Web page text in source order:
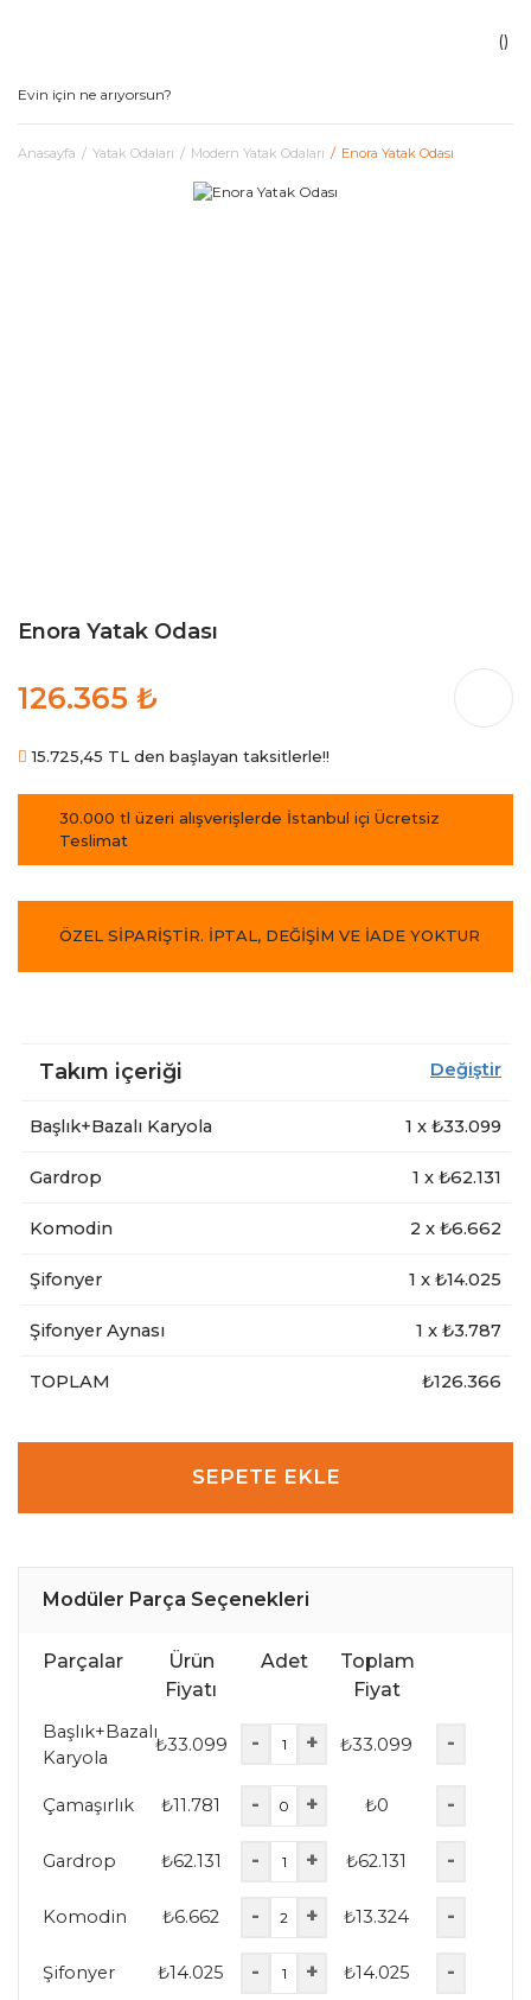
Anasayfa Yatak Odaları Modern Yatak Odaları Enora Yatak Odası
Enora Yatak Odası
126.365 ₺
15.725,45 TL den başlayan taksitlerle!!
30.000 tl üzeri alışverişlerde İstanbul içi Ücretsiz
Teslimat
ÖZEL SİPARİŞTİR. İPTAL, DEĞİŞİM VE İADE YOKTUR
Takım içeriği Değiştir
Başlık+Bazalı Karyola 1 x ₺33.099
Gardrop 1 x ₺62.131
Komodin 2 x ₺6.662
Şifonyer 1 x ₺14.025
Şifonyer Aynası 1 x ₺3.787
TOPLAM ₺126.366
SEPETE EKLE
Modüler Parça Seçenekleri
Parçalar
Ürün
Fiyatı
Adet
Toplam
Fiyat
Başlık+Bazalı
Karyola
₺33.099 - + ₺33.099 -
Çamaşırlık ₺11.781 - + ₺0 -
Gardrop ₺62.131 - + ₺62.131 -
Komodin ₺6.662 - + ₺13.324 -
Şifonyer ₺14.025 - + ₺14.025 -